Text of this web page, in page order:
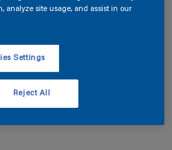
analyze site usage, and assist in our
Settings
Reject All